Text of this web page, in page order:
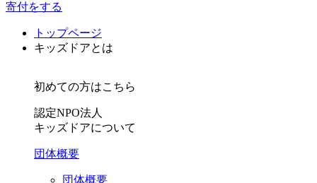
寄付をする
トップページ
キッズドアとは
初めての方はこちら
認定NPO法人
キッズドアについて
団体概要
団体概要